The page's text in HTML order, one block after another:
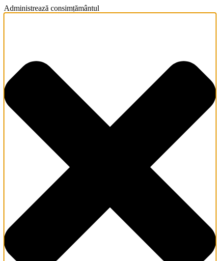
Administrează consimțământul